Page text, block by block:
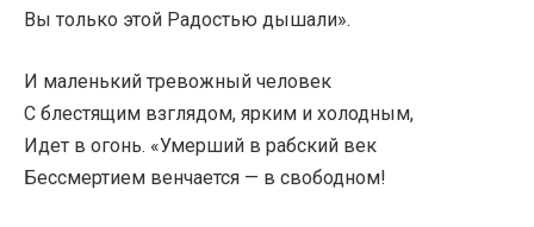
Вы только этой Радостью дышали».
И маленький тревожный человек
С блестящим взглядом, ярким и холодным,
Идет в огонь. «Умерший в рабский век
Бессмертием венчается — в свободном!